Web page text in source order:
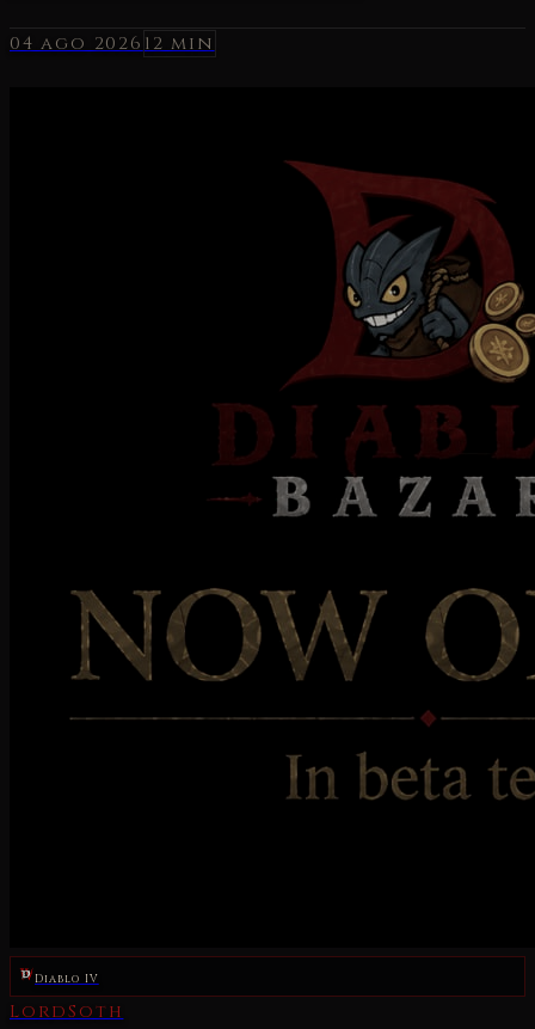
04 ago 2026 12 min
Diablo IV